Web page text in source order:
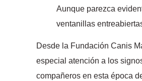
Aunque parezca
ventanillas
Desde la Fundación Canis
especial atención a los
compañeros en esta época